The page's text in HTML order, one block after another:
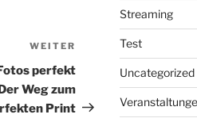
Nächster
Beitrag
WEITER
perfekt
Weg zum
Print
Streaming
Test
Uncategorized